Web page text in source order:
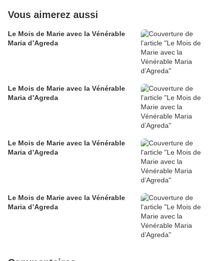
Vous aimerez aussi
Le Mois de Marie avec la Vénérable
Maria d’Agreda
Le Mois de Marie avec la Vénérable
Maria d’Agreda
Le Mois de Marie avec la Vénérable
Maria d’Agreda
Le Mois de Marie avec la Vénérable
Maria d’Agreda